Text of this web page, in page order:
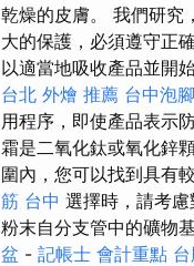
乾燥的皮膚。 我們研究
大的保護，必須遵守正
以適當地吸收產品並開
台北 外燴 推薦 台中泡腳
用程序，即使產品表示
霜是二氧化鈦或氧化鋅
圍內，您可以找到具有
筋 台中 選擇時，請考慮
粉末自分支管中的礦物
盆 - 記帳士 會計重點